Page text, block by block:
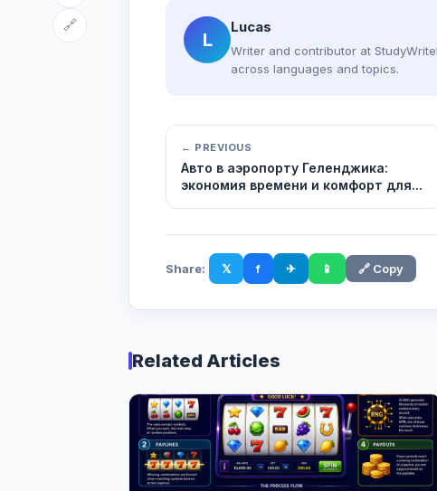
L
Lucas
Writer and contributor at
across languages and topics.
← PREVIOUS
Авто в аэропорту Геленджика:
экономия времени и комфорт для...
Share: 𝕏 f ✈ 📱 🔗 Copy
Related Articles
🔗